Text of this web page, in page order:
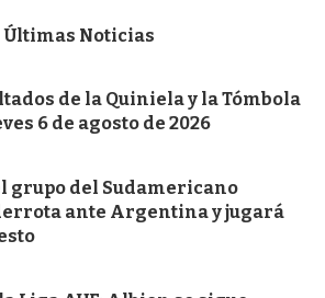
Últimas Noticias
de la Quiniela y la Tómbola
6 de agosto de 2026
grupo del Sudamericano
ante Argentina y jugará